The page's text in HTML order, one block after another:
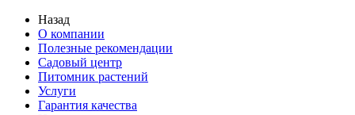
Назад
О компании
Полезные рекомендации
Садовый центр
Питомник растений
Услуги
Гарантия качества